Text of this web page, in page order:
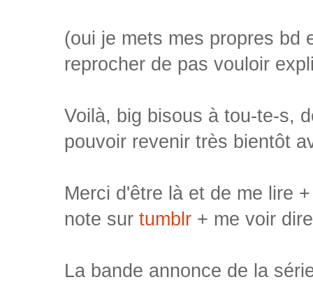
(oui je mets mes propres bd
reprocher de pas vouloir
Voilà, big bisous à tou-te-s,
pouvoir revenir très bientôt
Merci d'être là et de me lire
note sur tumblr + me voir
La bande annonce de la